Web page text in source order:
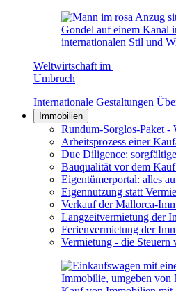
Weltwirtschaft im
Umbruch
Internationale Gestaltungen
Immobilien
Rundum-Sorglos-Paket -
Arbeitsprozess einer
Due Diligence:
Bauqualität vor dem
Eigentümerportal: alles
Eigennutzung statt
Verkauf der Mallorca-
Langzeitvermietung der
Ferienvermietung der
Vermietung - die Steuern